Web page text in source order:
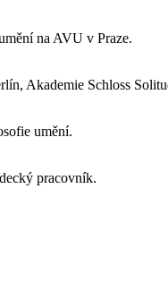
na AVU v Praze.
Akademie Schloss
umění.
pracovník.